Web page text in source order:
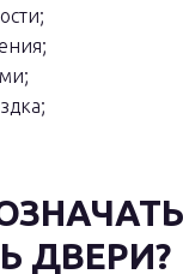
ДВЕРИ?